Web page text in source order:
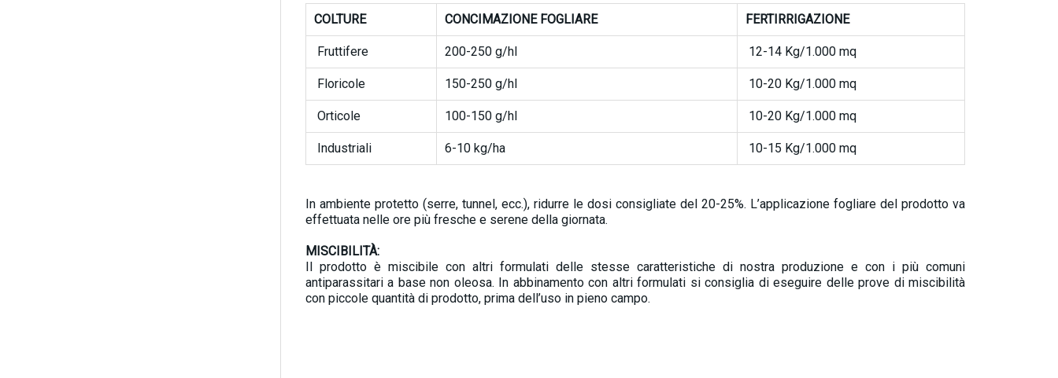
COLTURE CONCIMAZIONE FOGLIARE FERTIRRIGAZIONE
Fruttifere 200-250 g/hl 12-14 Kg/1.000 mq
Floricole 150-250 g/hl 10-20 Kg/1.000 mq
Orticole 100-150 g/hl 10-20 Kg/1.000 mq
Industriali 6-10 kg/ha 10-15 Kg/1.000 mq
In ambiente protetto (serre, tunnel, ecc.), ridurre le dosi consigliate del 20-25%. L’applicazione fogliare del prodotto va
effettuata nelle ore più fresche e serene della giornata.
MISCIBILITÀ:
Il prodotto è miscibile con altri formulati delle stesse caratteristiche di nostra produzione e con i più comuni
antiparassitari a base non oleosa. In abbinamento con altri formulati si consiglia di eseguire delle prove di miscibilità
con piccole quantità di prodotto, prima dell’uso in pieno campo.